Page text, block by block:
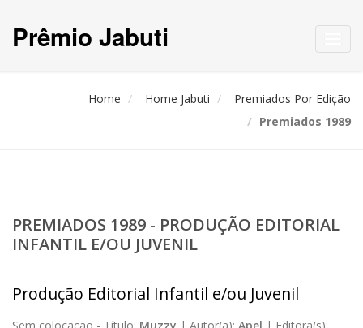
Prêmio Jabuti
Home Home Jabuti
Premiados Por Edição
Premiados 1989
PREMIADOS 1989 - PRODUÇÃO EDITORIAL
INFANTIL E/OU JUVENIL
Produção Editorial Infantil e/ou Juvenil